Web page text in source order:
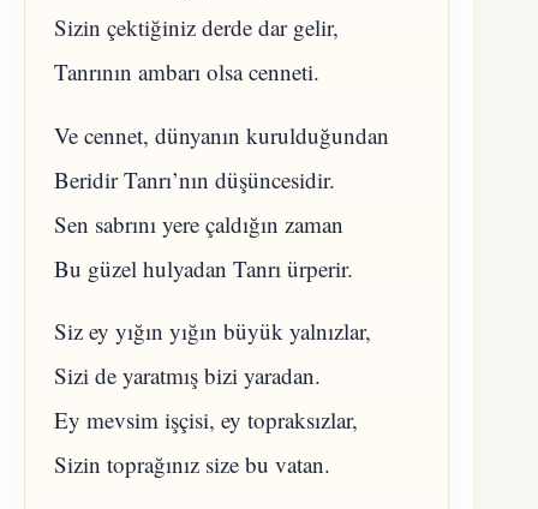
Sizin çektiğiniz derde dar gelir,
Tanrının ambarı olsa cenneti.
Ve cennet, dünyanın kurulduğundan
Beridir Tanrı’nın düşüncesidir.
Sen sabrını yere çaldığın zaman
Bu güzel hulyadan Tanrı ürperir.
Siz ey yığın yığın büyük yalnızlar,
Sizi de yaratmış bizi yaradan.
Ey mevsim işçisi, ey topraksızlar,
Sizin toprağınız size bu vatan.